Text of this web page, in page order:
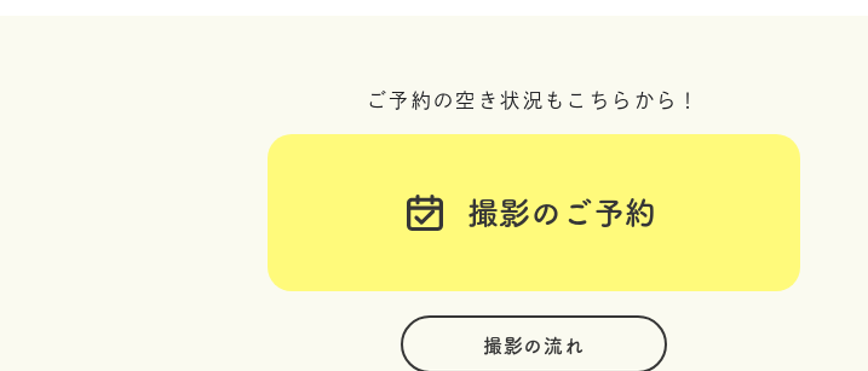
ご予約の空き状況もこちらから！
撮影のご予約
撮影の流れ